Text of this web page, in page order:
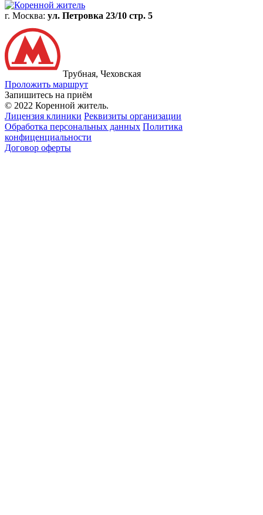
г. Москва: ул. Петровка 23/10 стр. 5
Трубная, Чеховская
Проложить маршрут
Запишитесь на приём
© 2022 Коренной житель.
Лицензия клиники Реквизиты организации
Обработка персональных данных Политика
конфиценциальности
Договор оферты